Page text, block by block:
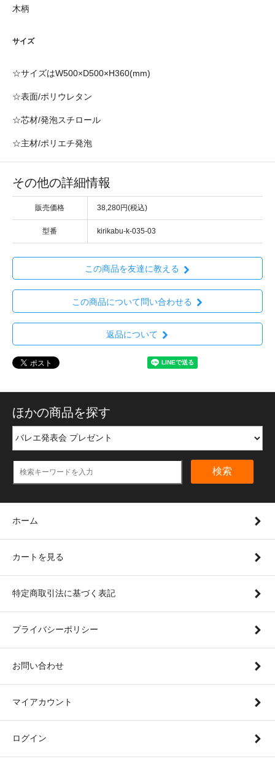
木柄
サイズ
☆サイズはW500×D500×H360(mm)
☆表面/ポリウレタン
☆芯材/発泡スチロール
☆主材/ポリエチ発泡
その他の詳細情報
販売価格 38,280円(税込)
型番 kirikabu-k-035-03
この商品を友達に教える
この商品について問い合わせる
返品について
ほかの商品を探す
検索
ホーム
カートを見る
特定商取引法に基づく表記
プライバシーポリシー
お問い合わせ
マイアカウント
ログイン